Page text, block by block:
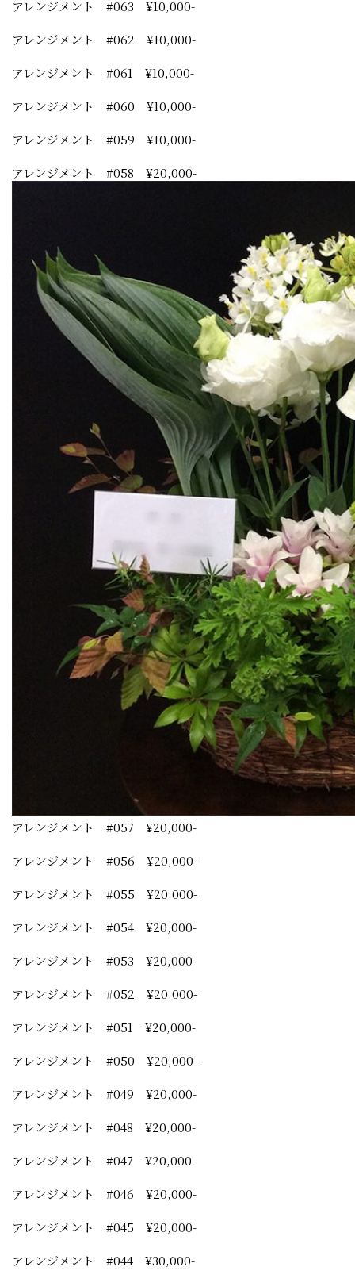
アレンジメント #063 ¥10,000-
アレンジメント #062 ¥10,000-
アレンジメント #061 ¥10,000-
アレンジメント #060 ¥10,000-
アレンジメント #059 ¥10,000-
アレンジメント #058 ¥20,000-
アレンジメント #057 ¥20,000-
アレンジメント #056 ¥20,000-
アレンジメント #055 ¥20,000-
アレンジメント #054 ¥20,000-
アレンジメント #053 ¥20,000-
アレンジメント #052 ¥20,000-
アレンジメント #051 ¥20,000-
アレンジメント #050 ¥20,000-
アレンジメント #049 ¥20,000-
アレンジメント #048 ¥20,000-
アレンジメント #047 ¥20,000-
アレンジメント #046 ¥20,000-
アレンジメント #045 ¥20,000-
アレンジメント #044 ¥30,000-